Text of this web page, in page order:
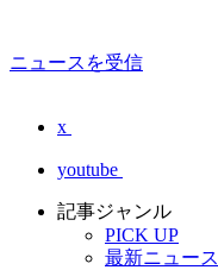
ニュースを受信
x
youtube
記事ジャンル
PICK UP
最新ニュース